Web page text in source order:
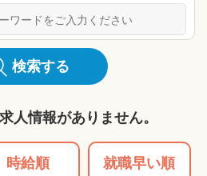
検索する
人情報がありません。
時給順 就職早い順